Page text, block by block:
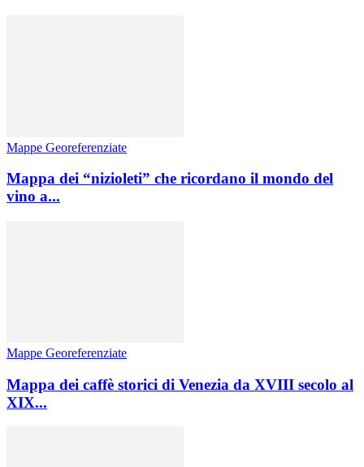
Mappe Georeferenziate
Mappa dei “nizioleti” che ricordano il mondo del
vino a...
Mappe Georeferenziate
Mappa dei caffè storici di Venezia da XVIII secolo al
XIX...